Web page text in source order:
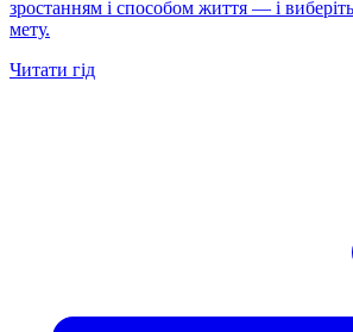
зростанням і способом життя — і
мету.
Читати гід